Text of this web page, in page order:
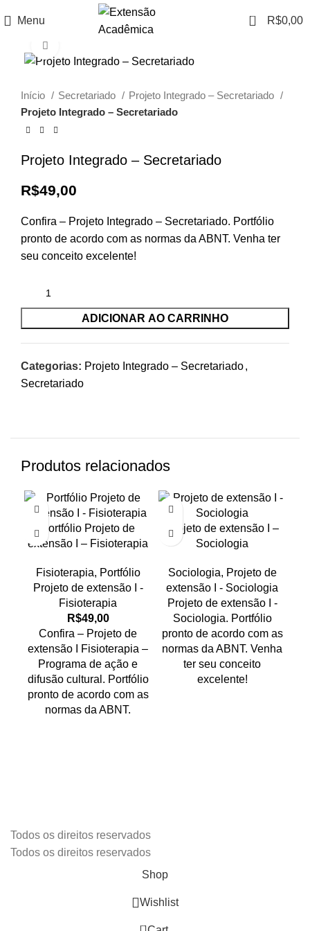
Menu 0 R$0,00
Início Secretariado
Projeto Integrado – Secretariado
Projeto Integrado – Secretariado
Projeto Integrado – Secretariado
R$49,00
Confira – Projeto Integrado – Secretariado. Portfólio
pronto de acordo com as normas da ABNT. Venha ter
seu conceito excelente!
ADICIONAR AO CARRINHO
Categorias: Projeto Integrado – Secretariado,
Secretariado
Produtos relacionados
Portfólio Projeto de
extensão I – Fisioterapia
Fisioterapia, Portfólio
Projeto de extensão I -
Fisioterapia
R$49,00
Confira – Projeto de
extensão I Fisioterapia –
Programa de ação e
difusão cultural. Portfólio
pronto de acordo com as
normas da ABNT.
Projeto de extensão I –
Sociologia
Sociologia, Projeto de
extensão I - Sociologia
Projeto de extensão I -
Sociologia. Portfólio
pronto de acordo com as
normas da ABNT. Venha
ter seu conceito
excelente!
Todos os direitos reservados
Todos os direitos reservados
Shop
Wishlist
0